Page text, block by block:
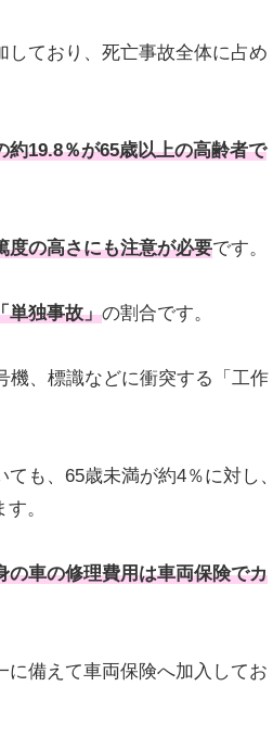
ており、死亡事故全体に占め
約19.8％が65歳以上の高齢者で
度の高さにも注意が必要です。
単独事故」の割合です。
機、標識などに衝突する「工作
も、65歳未満が約4％に対し、
。
の車の修理費用は車両保険でカ
に備えて車両保険へ加入してお